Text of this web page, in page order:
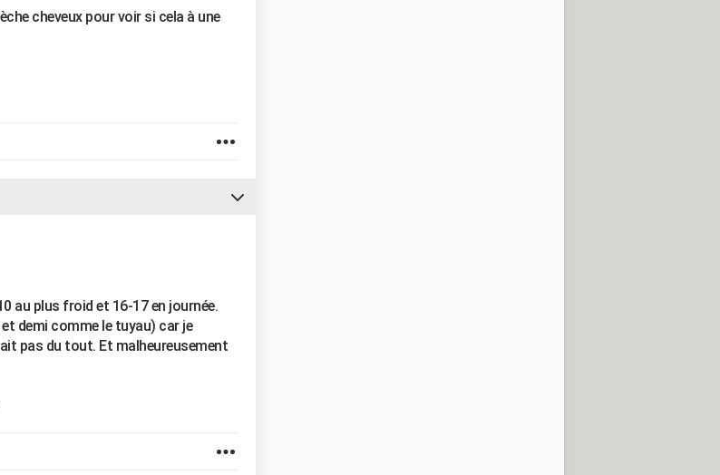
cheveux pour voir si cela à une
au plus froid et 16-17 en journée.
demi comme le tuyau) car je
pas du tout. Et malheureusement